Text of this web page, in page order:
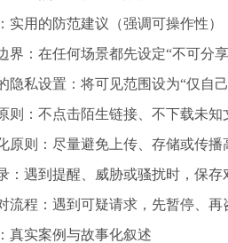
实用的防范建议（强调可操作性）
界：在任何场景都先设定“不可分
隐私设置：将可见范围设为“仅自
则：不点击陌生链接、不下载未
原则：尽量避免上传、存储或传
：遇到提醒、威胁或骚扰时，保
流程：遇到可疑请求，先暂停、
真实案例与故事化叙述